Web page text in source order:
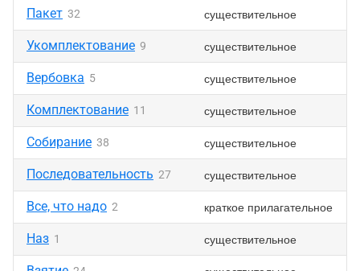
Пакет 32 существительное
Укомплектование 9 существительное
Вербовка 5 существительное
Комплектование 11 существительное
Собирание 38 существительное
Последовательность 27 существительное
Все, что надо 2 краткое прилагательное
Наз 1 существительное